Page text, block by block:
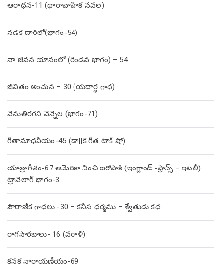
ఆరాధన-11 (ధారావాహిక నవల)
నడక దారిలో(భాగం-54)
నా జీవన యానంలో (రెండవ భాగం) – 54
జీవితం అంచున – 30 (యదార్థ గాథ)
వెనుతిరగని వెన్నెల (భాగం-71)
గీతామాధవీయం-45 (డా||కె.గీత టాక్ షో)
యాత్రాగీతం-67 అమెరికా నించి ఐరోపాకి (ఇంగ్లాండ్ -ఫ్రాన్స్ – ఇటలీ)
ట్రావెలాగ్ భాగం-3
పౌరాణిక గాథలు -30 – కనీస ధర్మము – శ్వేతుడు కథ
రాగసౌరభాలు- 16 (వరాళి)
కనక నారాయణీయం-69